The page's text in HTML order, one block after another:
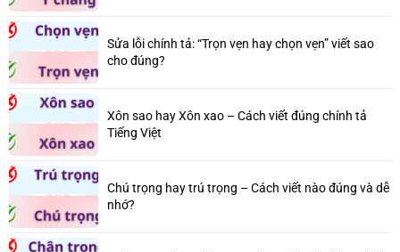
Sửa lỗi chính tả: “Trọn vẹn hay chọn vẹn” viết sao
cho đúng?
Xôn sao hay Xôn xao – Cách viết đúng chính tả
Tiếng Việt
Chú trọng hay trú trọng – Cách viết nào đúng và dễ
nhớ?